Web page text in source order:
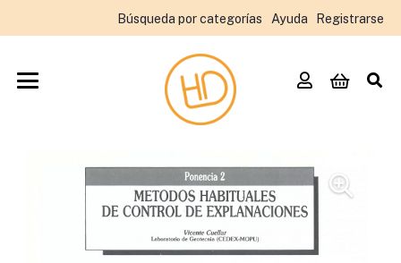
Búsqueda por categorías Ayuda Registrarse